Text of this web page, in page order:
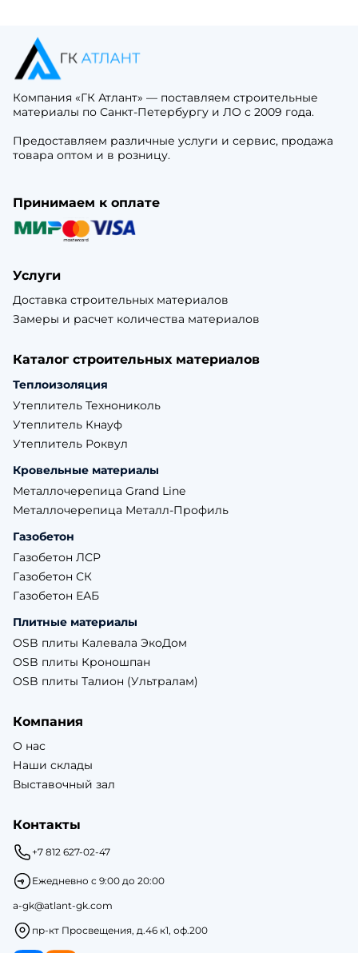
Компания «ГК Атлант» — поставляем строительные
материалы по Санкт-Петербургу и ЛО с 2009 года.
Предоставляем различные услуги и сервис, продажа
товара оптом и в розницу.
Принимаем к оплате
Услуги
Доставка строительных материалов
Замеры и расчет количества материалов
Каталог строительных материалов
Теплоизоляция
Утеплитель Технониколь
Утеплитель Кнауф
Утеплитель Роквул
Кровельные материалы
Металлочерепица Grand Line
Металлочерепица Металл-Профиль
Газобетон
Газобетон ЛСР
Газобетон СК
Газобетон ЕАБ
Плитные материалы
OSB плиты Калевала ЭкоДом
OSB плиты Кроношпан
OSB плиты Талион (Ультралам)
Компания
О нас
Наши склады
Выставочный зал
Контакты
+7 812 627-02-47
Ежедневно с 9:00 до 20:00
a-gk@atlant-gk.com
пр-кт Просвещения, д.46 к1, оф.200